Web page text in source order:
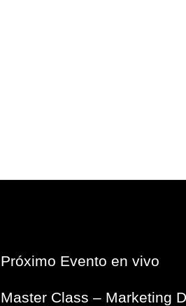
Próximo Evento en vivo
Master Class – Marketing